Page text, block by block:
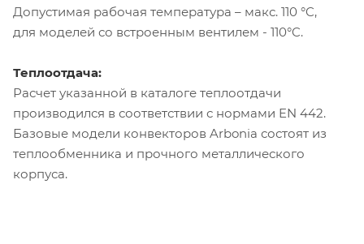
Допустимая рабочая температура – макс. 110 °C,
для моделей со встроенным вентилем - 110°C.
Теплоотдача:
Расчет указанной в каталоге теплоотдачи
производился в соответствии с нормами EN 442.
Базовые модели конвекторов Arbonia состоят из
теплообменника и прочного металлического
корпуса.